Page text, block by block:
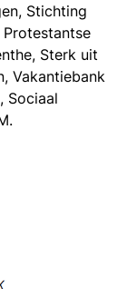
Stichting
Sterk uit
Vakantiebank
Sociaal